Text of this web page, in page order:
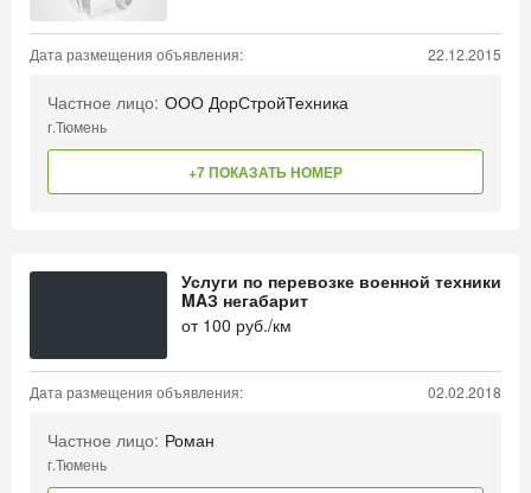
Дата размещения объявления: 22.12.2015
Частное лицо: ООО ДорСтройТехника
г.Тюмень
+7 ПОКАЗАТЬ НОМЕР
Услуги по перевозке военной техники
MAЗ негабарит
от 100 руб./км
Дата размещения объявления: 02.02.2018
Частное лицо: Роман
г.Тюмень